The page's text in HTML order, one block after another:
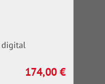
digital
Regulärer Preis:
174,00 €